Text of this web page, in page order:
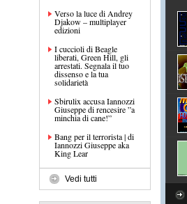
Verso la luce di Andrey
Djakow – multiplayer
edizioni
I cuccioli di Beagle
liberati, Green Hill, gli
arrestati. Segnala il tuo
dissenso e la tua
solidarietà
Sbirulix accusa Iannozzi
Giuseppe di rencesire ”a
minchia di cane!”
Bang per il terrorista | di
Iannozzi Giuseppe aka
King Lear
Vedi tutti